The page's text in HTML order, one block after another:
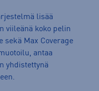
lisää
viileänä koko pelin
sekä Max Coverage
antaa
yhdistettynä